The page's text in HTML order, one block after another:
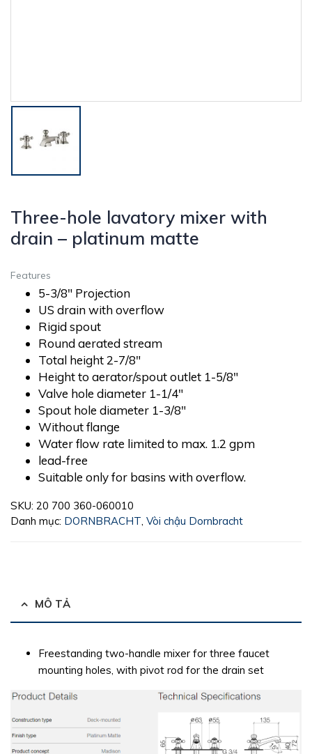
Three-hole lavatory mixer with
drain – platinum matte
Features
5-3/8″ Projection
US drain with overflow
Rigid spout
Round aerated stream
Total height 2-7/8″
Height to aerator/spout outlet 1-5/8″
Valve hole diameter 1-1/4″
Spout hole diameter 1-3/8″
Without flange
Water flow rate limited to max. 1.2 gpm
lead-free
Suitable only for basins with overflow.
SKU: 20 700 360-060010
Danh mục: DORNBRACHT Vòi chậu Dornbracht
MÔ TẢ
Freestanding two-handle mixer for three faucet
mounting holes, with pivot rod for the drain set